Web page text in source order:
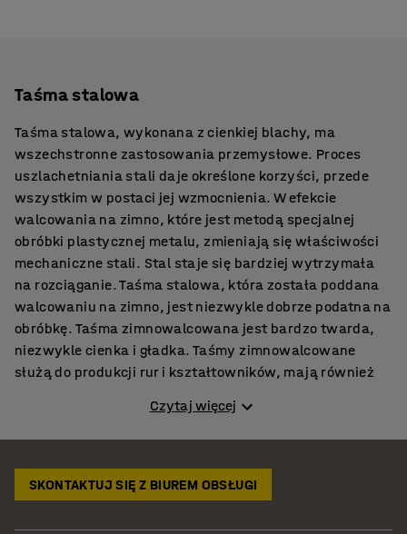
Taśma stalowa
Taśma stalowa, wykonana z cienkiej blachy, ma
wszechstronne zastosowania przemysłowe. Proces
uszlachetniania stali daje określone korzyści, przede
wszystkim w postaci jej wzmocnienia. W efekcie
walcowania na zimno, które jest metodą specjalnej
obróbki plastycznej metalu, zmieniają się właściwości
mechaniczne stali. Stal staje się bardziej wytrzymała
na rozciąganie. Taśma stalowa, która została poddana
walcowaniu na zimno, jest niezwykle dobrze podatna na
obróbkę. Taśma zimnowalcowana jest bardzo twarda,
niezwykle cienka i gładka. Taśmy zimnowalcowane
służą do produkcji rur i kształtowników, mają również
kolei przemysł meblowy stosuje taśmę stalową do
wykonywania konstrukcji do regałów, a także
Taśmy stalowe - zastosowanie
Taśma stalowa zimnowalcowana jest używana do
Czytaj więcej
SKONTAKTUJ SIĘ Z BIUREM OBSŁUGI